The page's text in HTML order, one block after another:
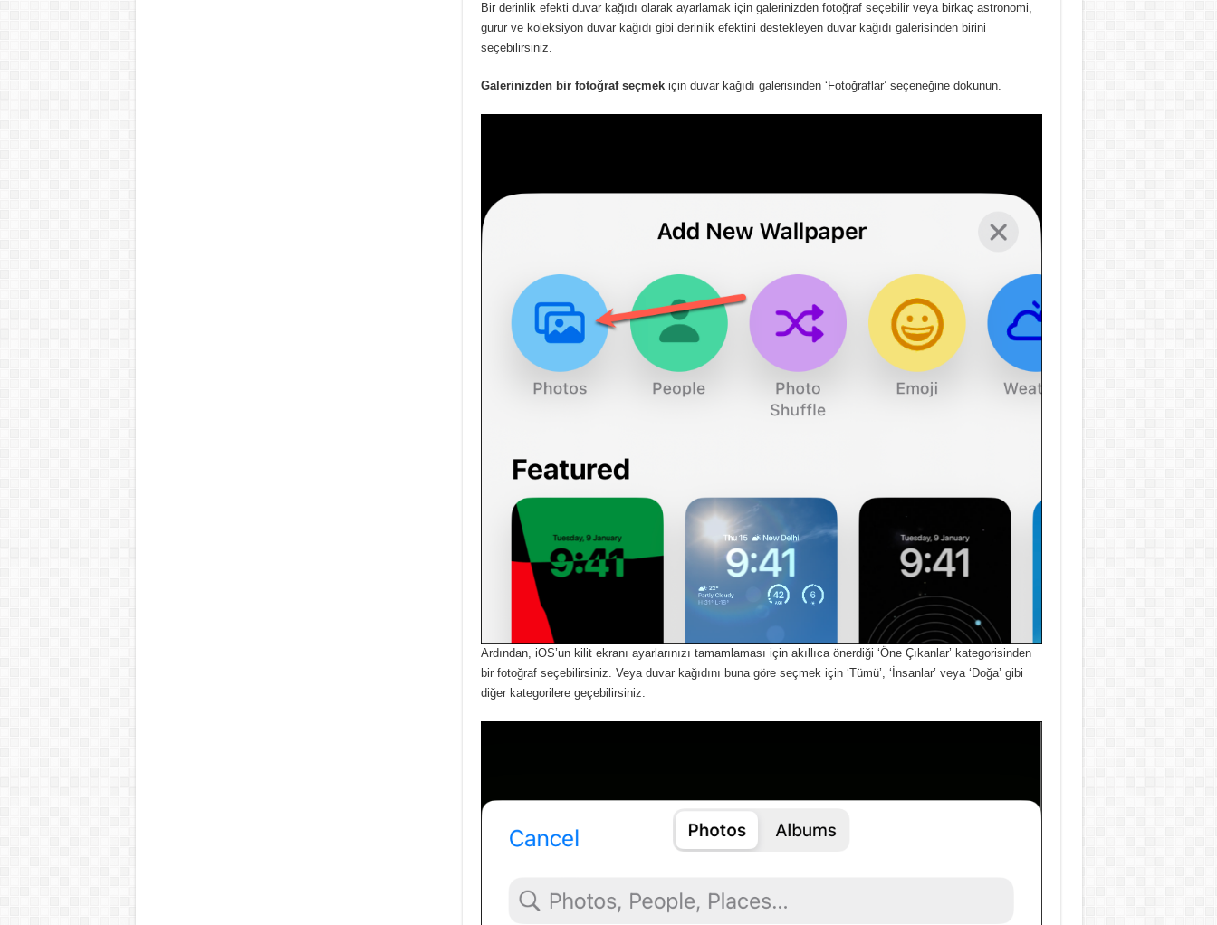
Bir derinlik efekti duvar kağıdı olarak ayarlamak için galerinizden fotoğraf seçebilir veya birkaç astronomi,
gurur ve koleksiyon duvar kağıdı gibi derinlik efektini destekleyen duvar kağıdı galerisinden birini
seçebilirsiniz.
Galerinizden bir fotoğraf seçmekiçin duvar kağıdı galerisinden ‘Fotoğraflar’ seçeneğine dokunun.
Ardından, iOS’un kilit ekranı ayarlarınızı tamamlaması için akıllıca önerdiği ‘Öne Çıkanlar’ kategorisinden
bir fotoğraf seçebilirsiniz. Veya duvar kağıdını buna göre seçmek için ‘Tümü’, ‘İnsanlar’ veya ‘Doğa’ gibi
diğer kategorilere geçebilirsiniz.